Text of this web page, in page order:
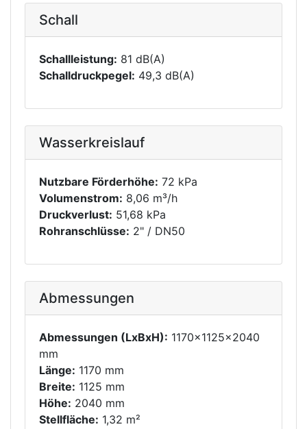
Schall
Schallleistung: 81 dB(A)
Schalldruckpegel: 49,3 dB(A)
Wasserkreislauf
Nutzbare Förderhöhe: 72 kPa
Volumenstrom: 8,06 m³/h
Druckverlust: 51,68 kPa
Rohranschlüsse: 2" / DN50
Abmessungen
Abmessungen (LxBxH): 1170x1125x2040
mm
Länge: 1170 mm
Breite: 1125 mm
Höhe: 2040 mm
Stellfläche: 1,32 m²